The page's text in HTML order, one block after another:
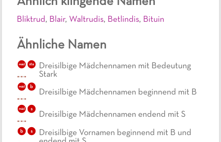
Bliktrud, Blair, Waltrudis, Betlindis, Bituin
Ähnliche Namen
mäd sta
Dreisilbige Mädchennamen mit Bedeutung
Stark
mäd b
Dreisilbige Mädchennamen beginnend mit B
mäd s
Dreisilbige Mädchennamen endend mit S
b s
Dreisilbige Vornamen beginnend mit B und